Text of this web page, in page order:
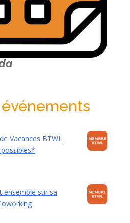
Vacances BTWL
ensemble sur sa